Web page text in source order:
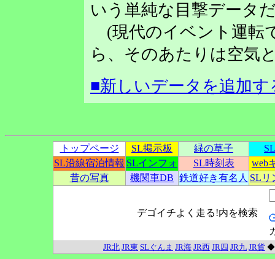
いう単純な目撃データ
(現代のイベント運転
ら、そのあたりは空気
■新しいデータを追加す
トップページ SL掲示板 緑の草子
SL沿線宿泊情報 SLインフォ SL時刻表
web
昔の写真
機関車DB 鉄道好き有名人 SLリ
デゴイチよく走る!内を検索
JR北 JR東 SLぐんま JR海 JR西 JR四 JR九 JR貨